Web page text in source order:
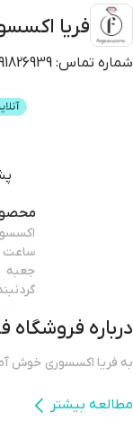
فریا
شماره تماس:
ساعت
جعبه
درباره فروشگاه
به فریا اکسسوری خوش
مطالعه بیشتر